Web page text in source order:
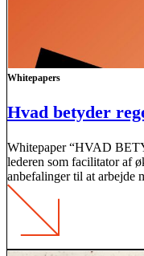
Whitepapers
Hvad betyder
Whitepaper “HVAD
lederen som facilitator af
anbefalinger til at arbejde